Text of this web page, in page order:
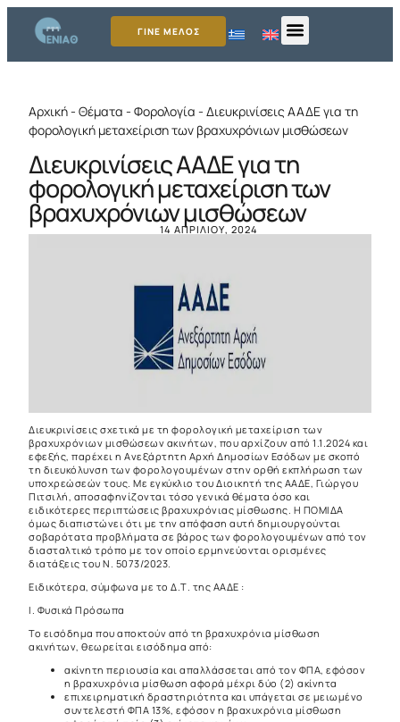
ΓΙΝΕ ΜΕΛΟΣ
Αρχική- Θέματα - Φορολογία - Διευκρινίσεις ΑΑΔΕ για τη
φορολογική μεταχείριση των βραχυχρόνιων μισθώσεων
Διευκρινίσεις ΑΑΔΕ για τη
φορολογική μεταχείριση των
βραχυχρόνιων μισθώσεων
14 ΑΠΡΙΛΊΟΥ, 2024
Διευκρινίσεις σχετικά με τη φορολογική μεταχείριση των
βραχυχρόνιων μισθώσεων ακινήτων, που αρχίζουν από 1.1.2024 και
εφεξής, παρέχει η Ανεξάρτητη Αρχή Δημοσίων Εσόδων με σκοπό
τη διευκόλυνση των φορολογουμένων στην ορθή εκπλήρωση των
υποχρεώσεών τους. Με εγκύκλιο του Διοικητή της ΑΑΔΕ, Γιώργου
Πιτσιλή, αποσαφηνίζονται τόσο γενικά θέματα όσο και
ειδικότερες περιπτώσεις βραχυχρόνιας μίσθωσης. Η ΠΟΜΙΔΑ
όμως διαπιστώνει ότι με την απόφαση αυτή δημιουργούνται
σοβαρότατα προβλήματα σε βάρος των φορολογουμένων από τον
διασταλτικό τρόπο με τον οποίο ερμηνεύονται ορισμένες
διατάξεις του Ν. 5073/2023.
Ειδικότερα, σύμφωνα με το Δ.Τ. της ΑΑΔΕ :
Ι. Φυσικά Πρόσωπα
Το εισόδημα που αποκτούν από τη βραχυχρόνια μίσθωση
ακινήτων, θεωρείται εισόδημα από:
ακίνητη περιουσία και απαλλάσσεται από τον ΦΠΑ, εφόσον
η βραχυχρόνια μίσθωση αφορά μέχρι δύο (2) ακίνητα
επιχειρηματική δραστηριότητα και υπάγεται σε μειωμένο
συντελεστή ΦΠΑ 13%, εφόσον η βραχυχρόνια μίσθωση